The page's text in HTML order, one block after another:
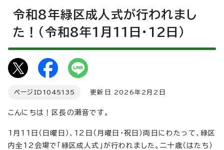
令和8年緑区成人式が行われまし
た！（令和8年1月11日・12日）
ページID 1045135 更新日 2026年2月2日
こんにちは！区長の瀬音です。
1月11日（日曜日）、12日（月曜日・祝日）両日にわたって、緑区
内全12会場で「緑区成人式」が行われました。二十歳（はたち）